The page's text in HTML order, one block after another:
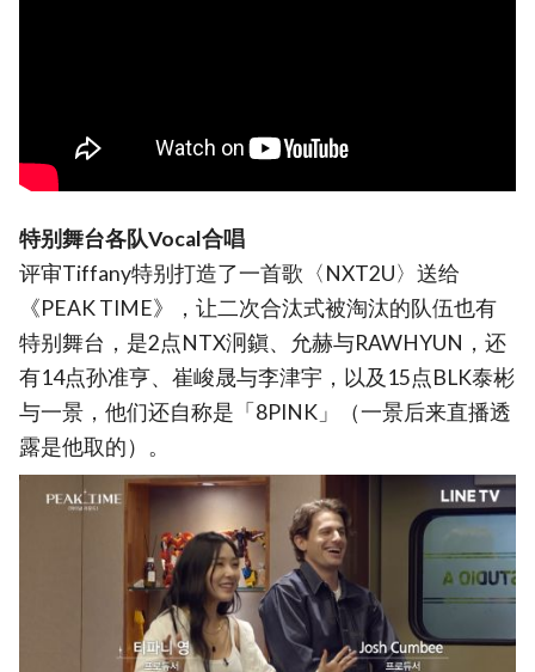
特别舞台各队Vocal合唱
评审Tiffany特别打造了一首歌〈NXT2U〉送给
《PEAK TIME》，让二次合汰式被淘汰的队伍也有
特别舞台，是2点NTX泂鎭、允赫与RAWHYUN，还
有14点孙准亨、崔峻晟与李津宇，以及15点BLK泰彬
与一景，他们还自称是「8PINK」（一景后来直播透
露是他取的）。